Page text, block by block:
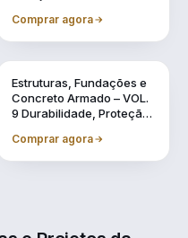
de Software BIM
Comprar agora
Estruturas, Fundações e
Concreto Armado – VOL.
9 Durabilidade, Proteção
Estruturas
Comprar agora